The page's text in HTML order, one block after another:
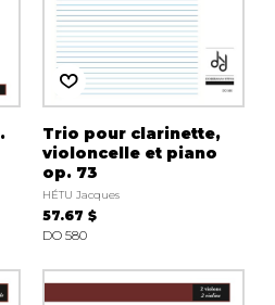
Trio pour clarinette,
violoncelle et piano
op. 73
HÉTU Jacques
57.67 $
DO 580